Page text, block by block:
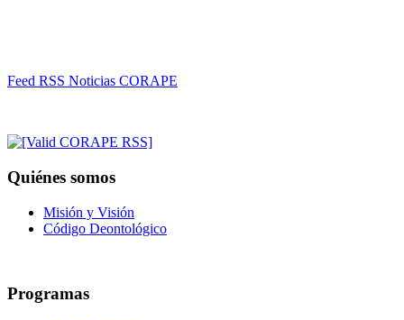
Feed RSS Noticias CORAPE
Quiénes somos
Misión y Visión
Código Deontológico
Programas